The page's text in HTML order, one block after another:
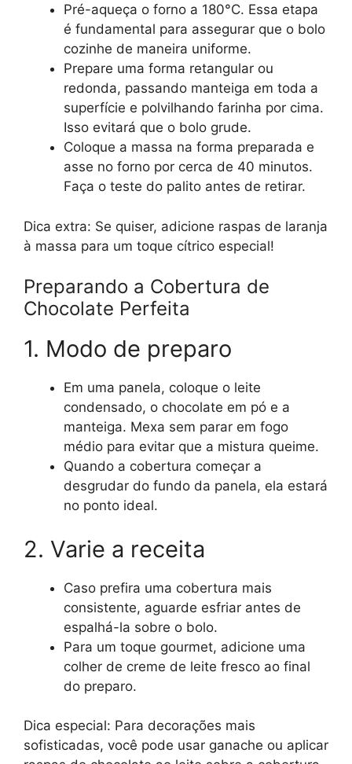
Pré-aqueça o forno a 180°C. Essa etapa
é fundamental para assegurar que o bolo
cozinhe de maneira uniforme.
Prepare uma forma retangular ou
redonda, passando manteiga em toda a
superfície e polvilhando farinha por cima.
Isso evitará que o bolo grude.
Coloque a massa na forma preparada e
asse no forno por cerca de 40 minutos.
Faça o teste do palito antes de retirar.
Dica extra: Se quiser, adicione raspas de laranja
à massa para um toque cítrico especial!
Preparando a Cobertura de
Chocolate Perfeita
1. Modo de preparo
Em uma panela, coloque o leite
condensado, o chocolate em pó e a
manteiga. Mexa sem parar em fogo
médio para evitar que a mistura queime.
Quando a cobertura começar a
desgrudar do fundo da panela, ela estará
no ponto ideal.
2. Varie a receita
Caso prefira uma cobertura mais
consistente, aguarde esfriar antes de
espalhá-la sobre o bolo.
Para um toque gourmet, adicione uma
colher de creme de leite fresco ao final
do preparo.
Dica especial: Para decorações mais
sofisticadas, você pode usar ganache ou aplicar